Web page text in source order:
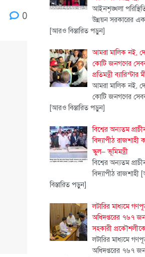
0
আইনশৃঙ্খলা
উন্নয়ন সরকারের এক
[আরও বিস্তারিত পড়ুন]
আমরা মালিক নই,
কোটি জনগণের
প্রতিমন্ত্রী ব্যারিস্টার
আমরা মালিক নই,
কোটি জনগণের
[আরও বিস্তারিত পড়ুন]
বিশ্বের অন্যতম
বিদ্যাপীঠ রাজশাহী
স্কুল– ভূমিমন্ত্রী
বিশ্বের অন্যতম
বিদ্যাপীঠ রাজশাহী
বিস্তারিত পড়ুন]
লটারির মাধ্যমে
অধিদপ্তরের ৭৬৭
সহকারী
লটারির মাধ্যমে
অধিদপ্তরের ৭৬৭